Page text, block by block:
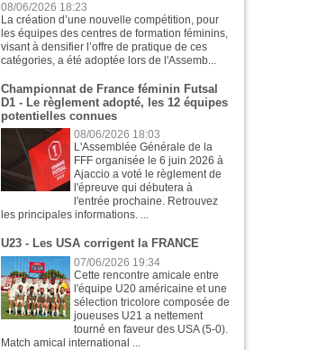
08/06/2026 18:23
La création d’une nouvelle compétition, pour
les équipes des centres de formation féminins,
visant à densifier l’offre de pratique de ces
catégories, a été adoptée lors de l'Assemb...
Championnat de France féminin Futsal
D1 - Le règlement adopté, les 12 équipes
potentielles connues
08/06/2026 18:03
L'Assemblée Générale de la
FFF organisée le 6 juin 2026 à
Ajaccio a voté le règlement de
l'épreuve qui débutera à
l'entrée prochaine. Retrouvez
les principales informations. ...
U23 - Les USA corrigent la FRANCE
07/06/2026 19:34
Cette rencontre amicale entre
l'équipe U20 américaine et une
sélection tricolore composée de
joueuses U21 a nettement
tourné en faveur des USA (5-0).
Match amical international ...